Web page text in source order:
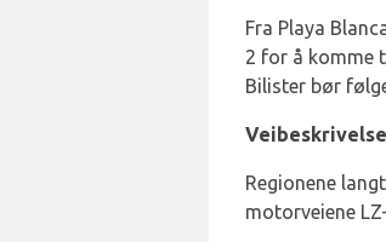
Fra Playa
2 for å komme
Bilister bør
Regionene
motorveiene